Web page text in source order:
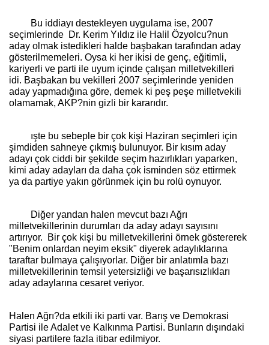
Bu iddiayı destekleyen uygulama ise, 2007
seçimlerinde Dr. Kerim Yıldız ile Halil Özyolcu?nun
aday olmak istedikleri halde başbakan tarafından aday
gösterilmemeleri. Oysa ki her ikisi de genç, eğitimli,
kariyerli ve parti ile uyum içinde çalışan milletvekilleri
idi. Başbakan bu vekilleri 2007 seçimlerinde yeniden
aday yapmadığına göre, demek ki peş peşe milletvekili
olamamak, AKP?nin gizli bir kararıdır.
ışte bu sebeple bir çok kişi Haziran seçimleri için
şimdiden sahneye çıkmış bulunuyor. Bir kısım aday
adayı çok ciddi bir şekilde seçim hazırlıkları yaparken,
kimi aday adayları da daha çok isminden söz ettirmek
ya da partiye yakın görünmek için bu rolü oynuyor.
Diğer yandan halen mevcut bazı Ağrı
milletvekillerinin durumları da aday adayı sayısını
artırıyor.
Bir çok kişi bu milletvekillerini örnek göstererek
"Benim onlardan neyim eksik" diyerek adaylıklarına
taraftar bulmaya çalışıyorlar. Diğer bir anlatımla bazı
milletvekillerinin temsil yetersizliği ve başarısızlıkları
aday adaylarına cesaret veriyor.
Halen Ağrı?da etkili iki parti var. Barış ve Demokrasi
Partisi ile Adalet ve Kalkınma Partisi. Bunların dışındaki
siyasi partilere fazla itibar edilmiyor.